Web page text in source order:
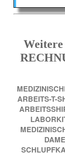
ARBEITS-T-